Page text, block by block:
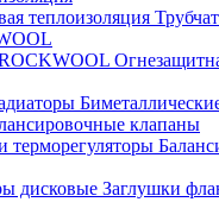
теплоизоляция
клапаны
терморегуляторы
дисковые Заглушки